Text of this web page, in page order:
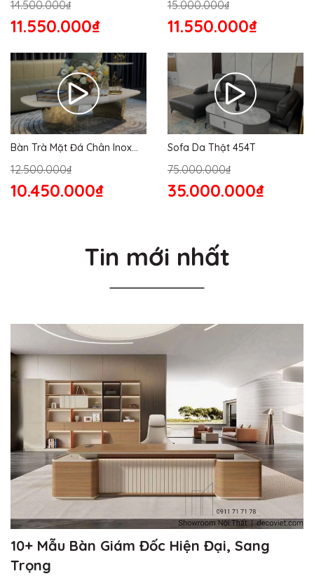
14.500.000₫
11.550.000₫
15.000.000₫
11.550.000₫
Bàn Trà Mặt Đá Chân Inox
12.500.000₫
10.450.000₫
Sofa Da Thật 454T
75.000.000₫
35.000.000₫
Tin mới nhất
10+ Mẫu Bàn Giám Đốc Hiện Đại, Sang
Trọng